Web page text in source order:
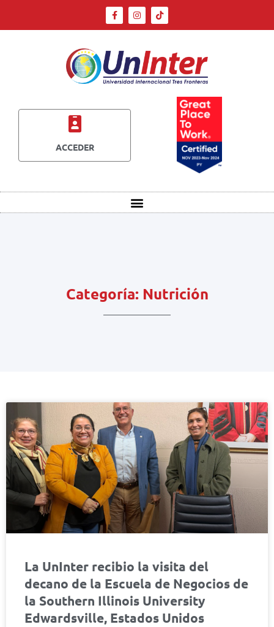
ACCEDER
Categoría: Nutrición
La UnInter recibio la visita del
decano de la Escuela de Negocios de
la Southern Illinois University
Edwardsville, Estados Unidos